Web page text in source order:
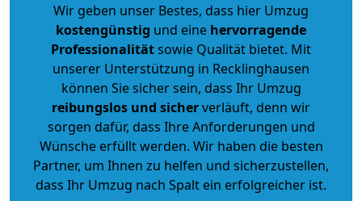
Wir geben unser Bestes, dass hier Umzug
kostengünstig und eine hervorragende
Professionalitätsowie Qualität bietet. Mit
unserer Unterstützung in Recklinghausen
können Sie sicher sein, dass Ihr Umzug
reibungslos und sicherverläuft, denn wir
sorgen dafür, dass Ihre Anforderungen und
Wünsche erfüllt werden. Wir haben die besten
Partner, um Ihnen zu helfen und sicherzustellen,
dass Ihr Umzug nach Spalt ein erfolgreicher ist.